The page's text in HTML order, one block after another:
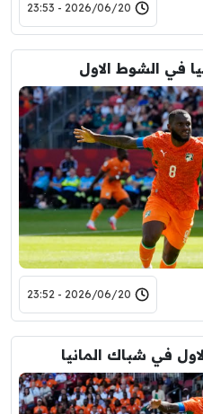
2026/06/20 - 23:53
في الشوط الاول
2026/06/20 - 23:52
في شباك المانيا